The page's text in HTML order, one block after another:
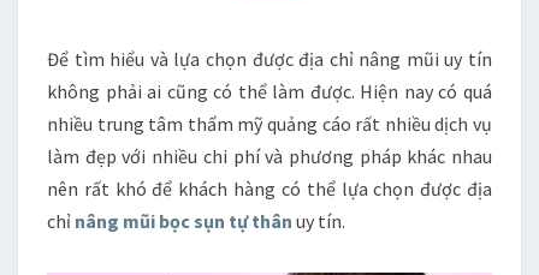
TỰ
THÂN
UY
TÍN
Để tìm hiểu và lựa chọn được địa chỉ nâng mũi uy tín
không phải ai cũng có thể làm được. Hiện nay có quá
nhiều trung tâm thẩm mỹ quảng cáo rất nhiều dịch vụ
làm đẹp với nhiều chi phí và phương pháp khác nhau
nên rất khó để khách hàng có thể lựa chọn được địa
chỉ nâng mũi bọc sụn tự thân uy tín.